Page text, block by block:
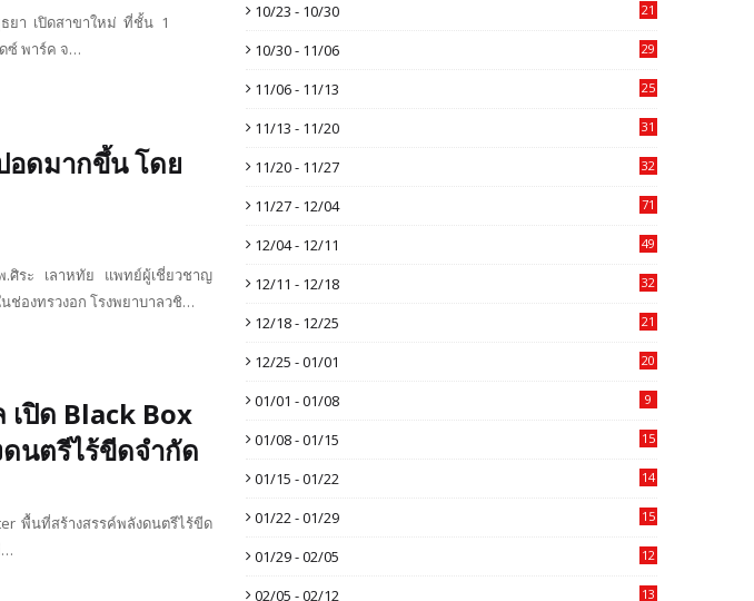
อยุธยา เปิดสาขาใหม่ ที่ชั้น 1
ซ์ พาร์ค จ…
อดมากขึ้น โดย
.ศิระ เลาหทัย แพทย์ผู้เชี่ยวชาญ
ช่องทรวงอก โรงพยาบาลวชิ…
ปิด Black Box
นตรีไร้ขีดจำกัด
พื้นที่สร้างสรรค์พลังดนตรีไร้ขีด
10/23 - 10/30 21
10/30 - 11/06 29
11/06 - 11/13 25
11/13 - 11/20 31
11/20 - 11/27 32
11/27 - 12/04 71
12/04 - 12/11 49
12/11 - 12/18 32
12/18 - 12/25 21
12/25 - 01/01 20
01/01 - 01/08 9
01/08 - 01/15 15
01/15 - 01/22 14
01/22 - 01/29 15
01/29 - 02/05 12
02/05 - 02/12 13